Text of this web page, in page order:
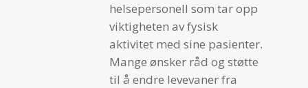
helsepersonell som tar opp
viktigheten av fysisk
aktivitet med sine pasienter.
Mange ønsker råd og støtte
til å endre levevaner fra